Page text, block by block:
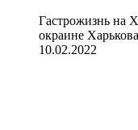
Гастрожизнь на
окраине Харькова
10.02.2022